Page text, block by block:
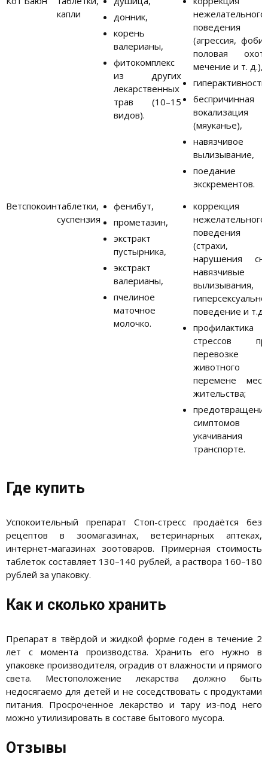
капли
донник,
корень
валерианы,
фитокомплекс
из других
лекарственных
трав (10–15
видов).
нежелательного
поведения
(агрессия,
половая
мечение и т. д.),
беспричинная
вокализация
(мяуканье),
навязчивое
вылизывание,
поедание
экскрементов.
Ветспокоинтаблетки,
суспензия
фенибут,
прометазин,
экстракт
пустырника,
экстракт
валерианы,
пчелиное
маточное
молочко.
коррекция
нежелательного
поведения
(страхи,
нарушения
навязчивые
вылизывания,
поведение и
профилактика
стрессов
перевозке
животного
перемене
жительства;
симптомов
укачивания
транспорте.
Где купить
Успокоительный препарат Стоп-стресс продаётся без
рецептов в зоомагазинах, ветеринарных аптеках,
интернет-магазинах зоотоваров. Примерная стоимость
таблеток составляет 130–140 рублей, а раствора 160–180
рублей за упаковку.
Как и сколько хранить
Препарат в твёрдой и жидкой форме годен в течение 2
лет с момента производства. Хранить его нужно в
упаковке производителя, оградив от влажности и прямого
света. Местоположение лекарства должно быть
недосягаемо для детей и не соседствовать с продуктами
питания. Просроченное лекарство и тару из-под него
можно утилизировать в составе бытового мусора.
Отзывы